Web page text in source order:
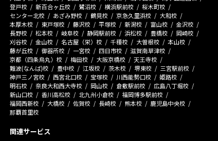
登戸校
新百合ヶ丘校 鷺沼校 横浜駅前校
桜木町校
センター北校
あざみ野校 鶴見校 京急久里浜校
大和校
本厚木校
東戸塚校 藤沢校 平塚校 新潟校 富山校
金沢校
長野校
松本校 岐阜校 静岡駅前校 浜松校 豊橋校
岡崎校
刈谷校
金山校 名古屋（栄）校 千種校 大曽根校
本山校
藤が丘校
御器所校 一宮校 四日市校
滋賀南草津校
京都（四条烏丸）校
梅田校 大阪京橋校
天王寺校
難波(なんば)校
豊中校 江坂校 茨木校 堺東校
三宮駅前校
神戸三ノ宮校
西宮北口校 宝塚校 川西能勢口校
姫路校
明石校
奈良大和西大寺校 岡山校 倉敷駅前校
広島八丁堀校
新山口校
香川高松校 北九州小倉校
福岡博多駅前校
福岡西新校
大橋校 佐賀校 長崎校 熊本校
鹿児島中央校
那覇首里校
関連サービス